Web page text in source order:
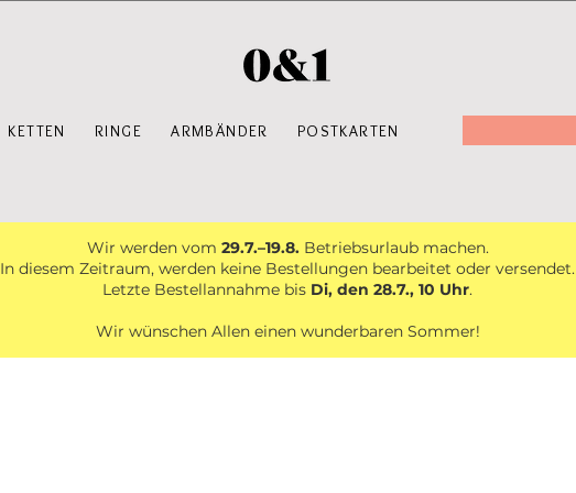
KETTEN RINGE ARMBÄNDER POSTKARTEN
Wir werden vom 29.7.–19.8.Betriebsurlaub machen.
In diesem Zeitraum, werden keine Bestellungen bearbeitet oder versendet.
Letzte Bestellannahme bis Di, den 28.7., 10 Uhr.
Wir wünschen Allen einen wunderbaren Sommer!